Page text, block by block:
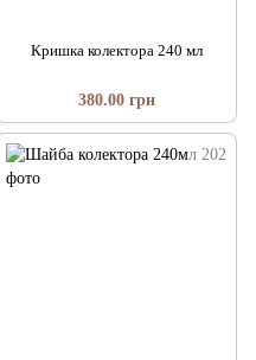
Кришка колектора 240 мл
380.00 грн